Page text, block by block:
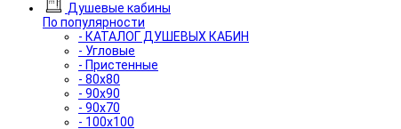
Душевые кабины
По популярности
- КАТАЛОГ ДУШЕВЫХ КАБИН
- Угловые
- Пристенные
- 80x80
- 90x90
- 90x70
- 100x100